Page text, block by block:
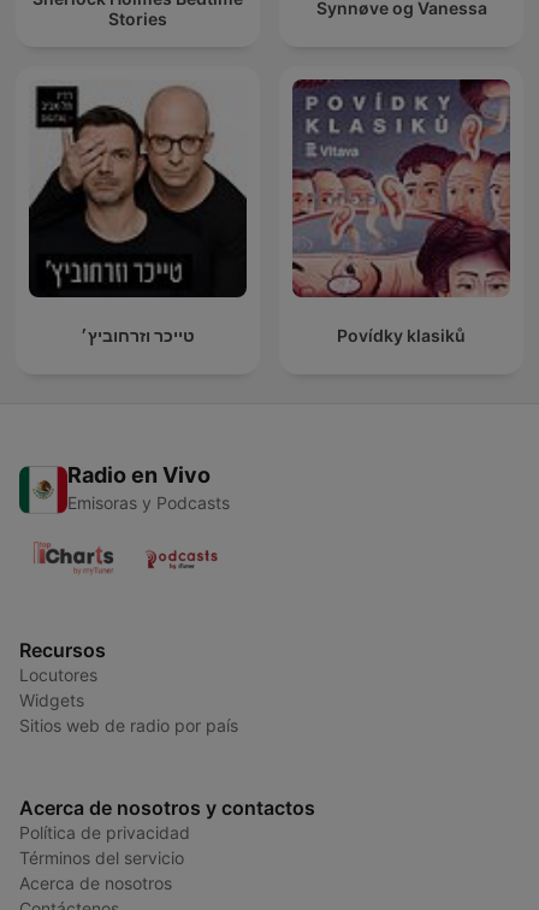
Stories
Synnøve og Vanessa
טייכר וזרחוביץ׳ Povídky klasiků
Radio en Vivo
Emisoras y Podcasts
Recursos
Locutores
Widgets
Sitios web de radio por país
Acerca de nosotros y contactos
Política de privacidad
Términos del servicio
Acerca de nosotros